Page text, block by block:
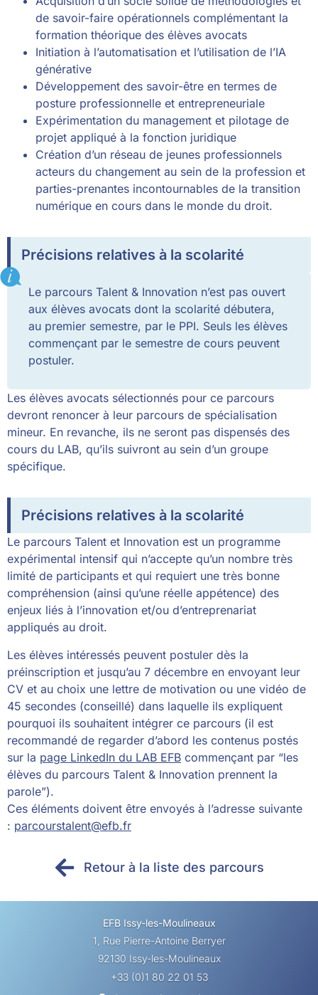
de savoir-faire opérationnels complémentant la
formation théorique des élèves avocats
Initiation à l’automatisation et l’utilisation de l’IA
générative
Développement des savoir-être en termes de
posture professionnelle et entrepreneuriale
Expérimentation du management et pilotage de
projet appliqué à la fonction juridique
Création d’un réseau de jeunes professionnels
acteurs du changement au sein de la profession et
parties-prenantes incontournables de la transition
numérique en cours dans le monde du droit.
Précisions relatives à la scolarité
Le parcours Talent & Innovation n’est pas ouvert
aux élèves avocats dont la scolarité débutera,
au premier semestre, par le PPI. Seuls les élèves
commençant par le semestre de cours peuvent
postuler.
Les élèves avocats sélectionnés pour ce parcours
devront renoncer à leur parcours de spécialisation
mineur. En revanche, ils ne seront pas dispensés des
cours du LAB, qu’ils suivront au sein d’un groupe
spécifique.
Précisions relatives à la scolarité
Le parcours Talent et Innovation est un programme
expérimental intensif qui n’accepte qu’un nombre très
limité de participants et qui requiert une très bonne
compréhension (ainsi qu’une réelle appétence) des
enjeux liés à l’innovation et/ou d’entreprenariat
appliqués au droit.
Les élèves intéressés peuvent postuler dès la
préinscription et jusqu’au 7 décembre en envoyant leur
CV et au choix une lettre de motivation ou une vidéo de
45 secondes (conseillé) dans laquelle ils expliquent
pourquoi ils souhaitent intégrer ce parcours (il est
recommandé de regarder d’abord les contenus postés
sur la page LinkedIn du LAB EFB commençant par “les
élèves du parcours Talent & Innovation prennent la
parole”).
Ces éléments doivent être envoyés à l’adresse suivante
: parcourstalent@efb.fr
Retour à la liste des parcours
EFB Issy-les-Moulineaux
1, Rue Pierre-Antoine Berryer
92130 Issy-les-Moulineaux
+33 (0)1 80 22 01 53